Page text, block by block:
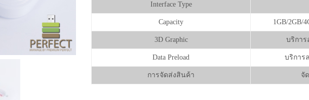
Interface Type
Capacity 1GB/2GB/
3D Graphic บริกา
Data Preload บริการ
การจัดส่งสินค้า จั